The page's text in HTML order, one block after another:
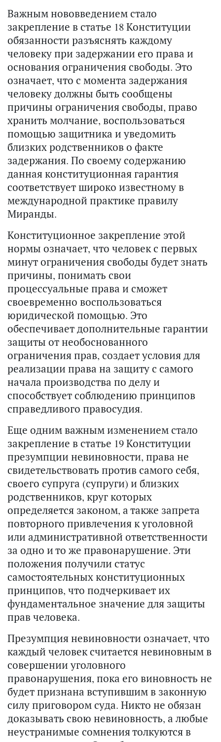
Важным нововведением стало
закрепление в статье 18 Конституции
обязанности разъяснять каждому
человеку при задержании его права и
основания ограничения свободы. Это
означает, что с момента задержания
человеку должны быть сообщены
причины ограничения свободы, право
хранить молчание, воспользоваться
помощью защитника и уведомить
близких родственников о факте
задержания. По своему содержанию
данная конституционная гарантия
соответствует широко известному в
международной практике правилу
Миранды.
Конституционное закрепление этой
нормы означает, что человек с первых
минут ограничения свободы будет знать
причины, понимать свои
процессуальные права и сможет
своевременно воспользоваться
юридической помощью. Это
обеспечивает дополнительные гарантии
защиты от необоснованного
ограничения прав, создает условия для
реализации права на защиту с самого
начала производства по делу и
способствует соблюдению принципов
справедливого правосудия.
Еще одним важным изменением стало
закрепление в статье 19 Конституции
презумпции невиновности, права не
свидетельствовать против самого себя,
своего супруга (супруги) и близких
родственников, круг которых
определяется законом, а также запрета
повторного привлечения к уголовной
или административной ответственности
за одно и то же правонарушение. Эти
положения получили статус
самостоятельных конституционных
принципов, что подчеркивает их
фундаментальное значение для защиты
прав человека.
Презумпция невиновности означает, что
каждый человек считается невиновным в
совершении уголовного
правонарушения, пока его виновность не
будет признана вступившим в законную
силу приговором суда. Никто не обязан
доказывать свою невиновность, а любые
неустранимые сомнения толкуются в